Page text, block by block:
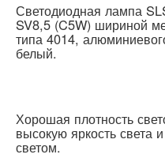
Светодиодная лампа
SV8,5 (C5W) шириной
типа 4014,
белый.
Хорошая плотность
высокую яркость света
светом.